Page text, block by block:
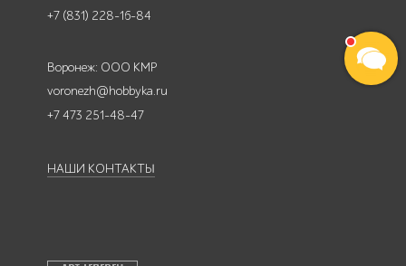
+7 (831) 228-16-84
Воронеж: ООО КМР
voronezh@hobbyka.ru
+7 473 251-48-47
НАШИ КОНТАКТЫ